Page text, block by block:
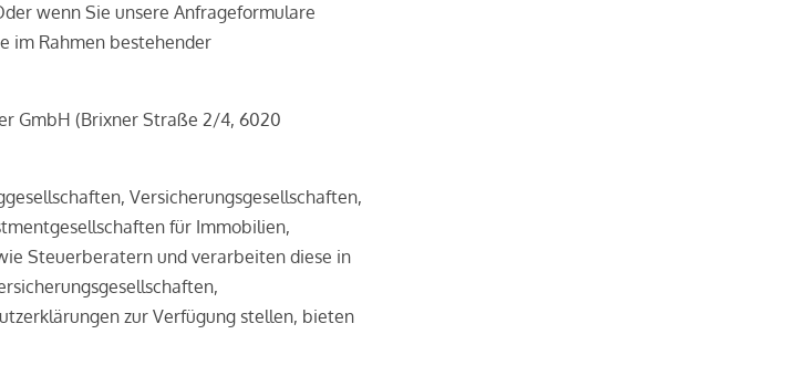
wenn Sie unsere Anfrageformulare
im Rahmen bestehender
GmbH (Brixner Straße 2/4, 6020
Versicherungsgesellschaften,
für Immobilien,
Steuerberatern und verarbeiten diese in
zur Verfügung stellen, bieten